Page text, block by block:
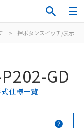
> 押ボタンスイッチ/表示灯
GD
仕様一覧